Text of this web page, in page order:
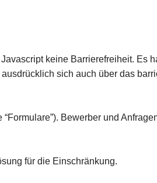
keine Barrierefreiheit. Es
sich auch über das
Bewerber und
für die Einschränkung.